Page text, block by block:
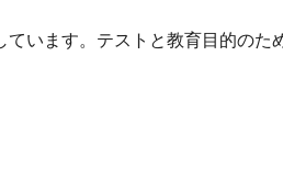
います。テストと教育目的のた